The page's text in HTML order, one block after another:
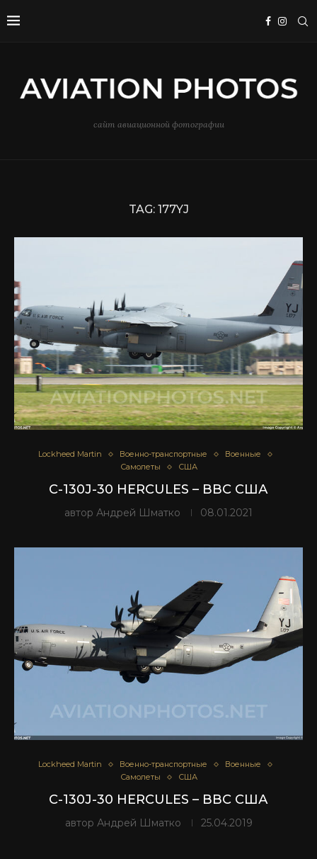
сайт авиационной фотографии
TAG: 177YJ
Lockheed Martin Военно-транспортные
Военные
Самолеты
США
C-130J-30 HERCULES – ВВС США
автор Андрей Шматко 08.01.2021
Lockheed Martin Военно-транспортные
Военные
Самолеты
США
C-130J-30 HERCULES – ВВС США
автор Андрей Шматко 25.04.2019